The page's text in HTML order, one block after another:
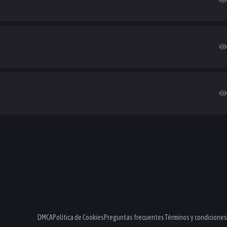
DMCAPolítica de CookiesPreguntas frecuentesTérminos y condiciones